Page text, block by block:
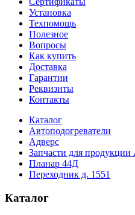
Установка
Техпомощь
Полезное
Вопросы
Как купить
Доставка
Гарантии
Реквизиты
Контакты
Каталог
Автоподогреватели
Адверс
Запчасти для продукции
Планар 44Д
Переходник д. 1551
Каталог